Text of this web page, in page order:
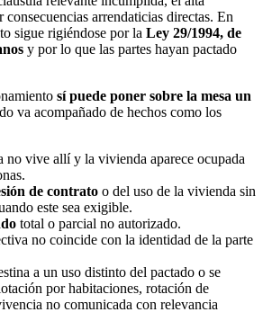
consecuencias arrendaticias directas. En
sigue rigiéndose por la Ley 29/1994, de
y por lo que las partes hayan pactado
sí puede poner sobre la mesa un
va acompañado de hechos como los
no vive allí y la vivienda aparece ocupada
de contrato o del uso de la vivienda sin
este sea exigible.
total o parcial no autorizado.
no coincide con la identidad de la parte
a un uso distinto del pactado o se
por habitaciones, rotación de
no comunicada con relevancia